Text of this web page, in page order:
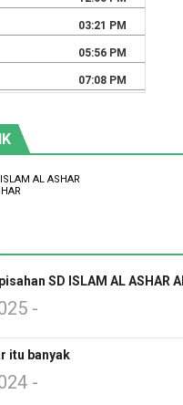
AL ASHAR
SD ISLAM AL ASHAR
-
itu banyak
-